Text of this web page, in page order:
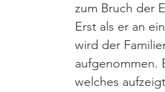
zum Bruch der
Erst als er an
wird der
aufgenommen.
welches